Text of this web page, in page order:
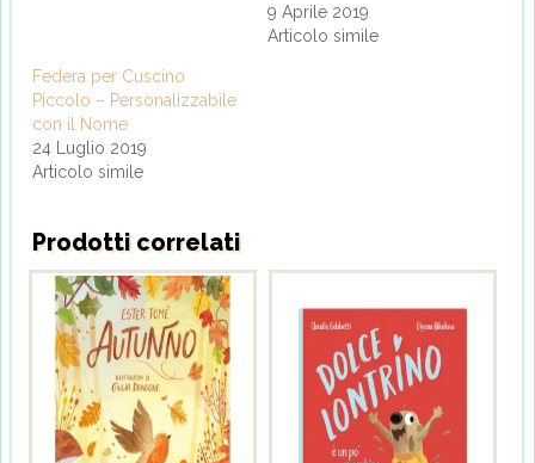
9 Aprile 2019
Articolo simile
Federa per Cuscino
Piccolo – Personalizzabile
con il Nome
24 Luglio 2019
Articolo simile
Prodotti correlati